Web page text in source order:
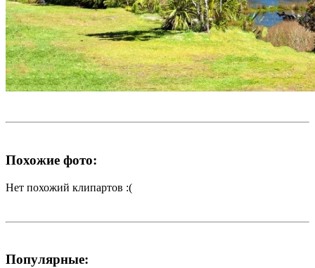
Похожие фото:
Нет похожий клипартов :(
Популярные: